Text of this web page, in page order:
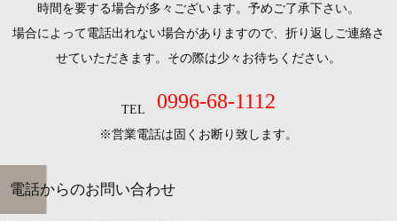
時間を要する場合が多々ございます。予めご了承下さい。
場合によって電話出れない場合がありますので、折り返しご連絡さ
せていただきます。その際は少々お待ちください。
TEL 0996-68-1112
※営業電話は固くお断り致します。
電話からのお問い合わせ